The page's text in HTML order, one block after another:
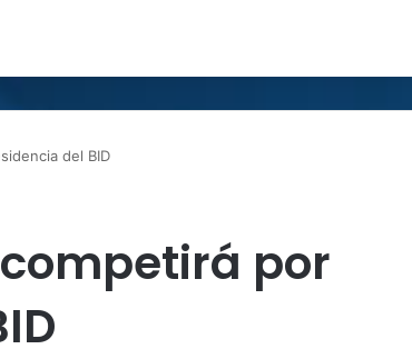
del BID
por